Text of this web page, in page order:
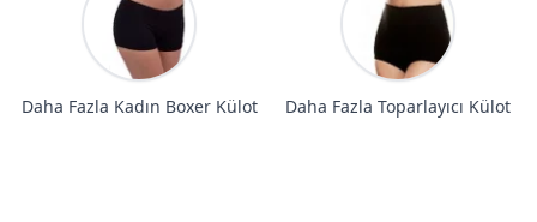
Daha Fazla Kadın Boxer Külot Daha Fazla Toparlayıcı Külot